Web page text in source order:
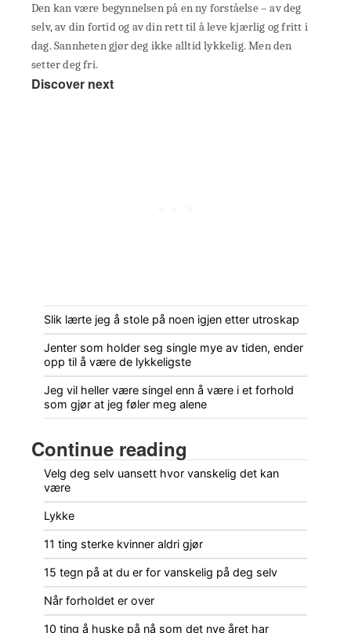
Den kan være begynnelsen på en ny forståelse – av deg
selv, av din fortid og av din rett til å leve kjærlig og fritt i
dag. Sannheten gjør deg ikke alltid lykkelig. Men den
setter deg fri.
Discover next
Slik lærte jeg å stole på noen igjen etter utroskap
Jenter som holder seg single mye av tiden, ender
opp til å være de lykkeligste
Jeg vil heller være singel enn å være i et forhold
som gjør at jeg føler meg alene
Continue reading
Velg deg selv uansett hvor vanskelig det kan
være
Lykke
11 ting sterke kvinner aldri gjør
15 tegn på at du er for vanskelig på deg selv
Når forholdet er over
10 ting å huske på nå som det nye året har